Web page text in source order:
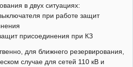
в двух ситуациях:
при работе защит
присоединения при КЗ
для ближнего резервирования,
случае для сетей 110 кВ и